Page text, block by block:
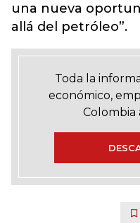
una nueva
allá del petróleo”.
Toda la
económico,
Colombia